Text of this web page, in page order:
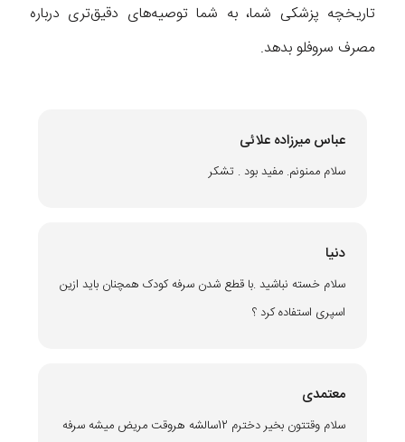
تاریخچه پزشکی شما، به شما توصیه‌های دقیق‌‌تری درباره
مصرف سروفلو بدهد.
عباس میرزاده علائی
سلام ممنونم. مفید بود . تشکر
دنیا
سلام خسته نباشید .با قطع شدن سرفه کودک همچنان باید ازین
اسپری استفاده کرد ؟
معتمدی
سلام وقتتون بخیر دخترم 12سالشه هروقت مریض میشه سرفه